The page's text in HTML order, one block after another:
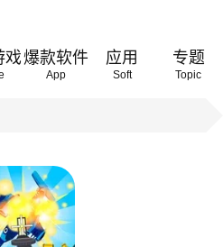
戏爆款软件
App
应用
Soft
专题
Topic